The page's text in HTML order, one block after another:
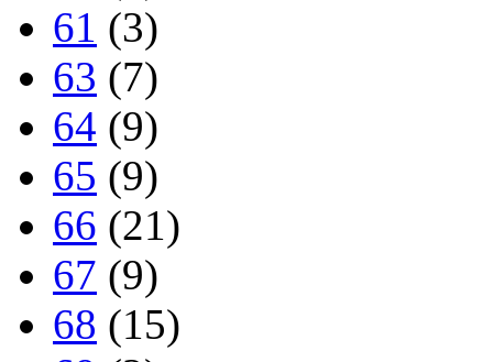
61 (3)
63 (7)
64 (9)
65 (9)
66 (21)
67 (9)
68 (15)